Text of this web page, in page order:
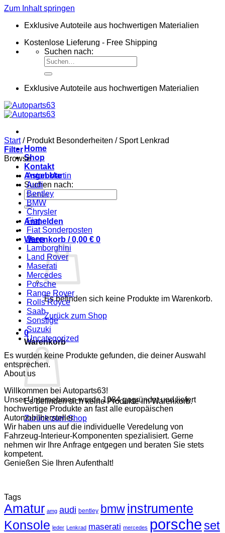
Zum Inhalt springen
Exklusive Autoteile aus hochwertigen Materialien
Kostenlose Lieferung - Free Shipping
Suchen nach:
Exklusive Autoteile aus hochwertigen Materialien
Home
Shop
Kontakt
Angebote
Suchen nach:
Anmelden
Warenkorb /0,00 € 0
Es befinden sich keine Produkte im Warenkorb.
Zurück zum Shop
0
Warenkorb
Es befinden sich keine Produkte im Warenkorb.
Zurück zum Shop
Start /Produkt Besonderheiten /Sport Lenkrad
Filter
Browse
Aston Martin
Audi
Bentley
BMW
Chrysler
Fiat
Fiat Sonderposten
Jeep
Lamborghini
Land Rover
Maserati
Mercedes
Porsche
Range Rover
Rolls Royce
Saab
Sonstige
Suzuki
Uncategorized
Es wurden keine Produkte gefunden, die deiner Auswahl
entsprechen.
About us
Willkommen bei Autoparts63!
Unser Unternehmen wurde 1984 gegründet und liefert
hochwertige Produkte an fast alle europäischen
Automobilhersteller.
Wir haben uns auf die individuelle Veredelung von
Fahrzeug-Interieur-Komponenten spezialisiert. Gerne
nehmen wir Ihre Anfrage entgegen und beraten Sie stets
kompetent.
Genießen Sie Ihren Aufenthalt!
Tags
Amatur amg audi bentley bmwinstrumente
Konsole leder Lenkrad maserati mercedes porsche set